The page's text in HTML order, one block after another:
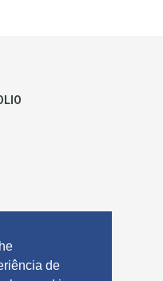
de